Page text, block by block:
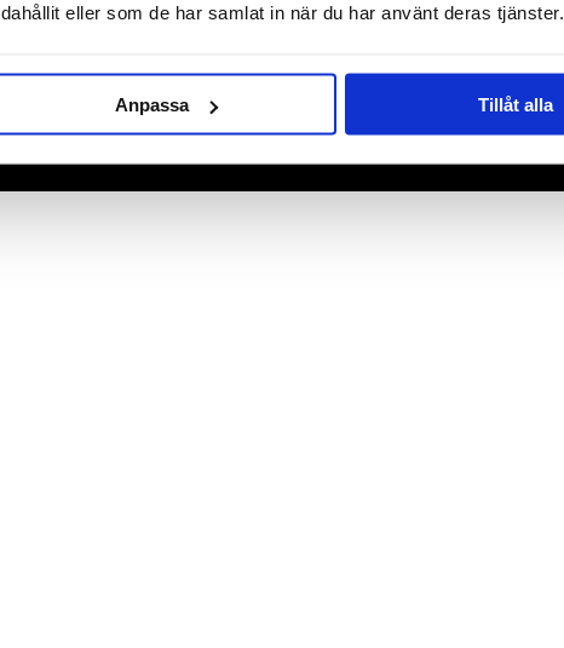
eller som de har samlat in när du har använt deras tjänster.
Anpassa Tillåt alla